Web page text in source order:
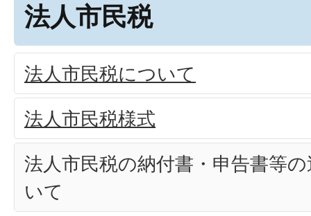
法人市民税
法人市民税について
法人市民税様式
法人市民税の納付書・申告書等
いて